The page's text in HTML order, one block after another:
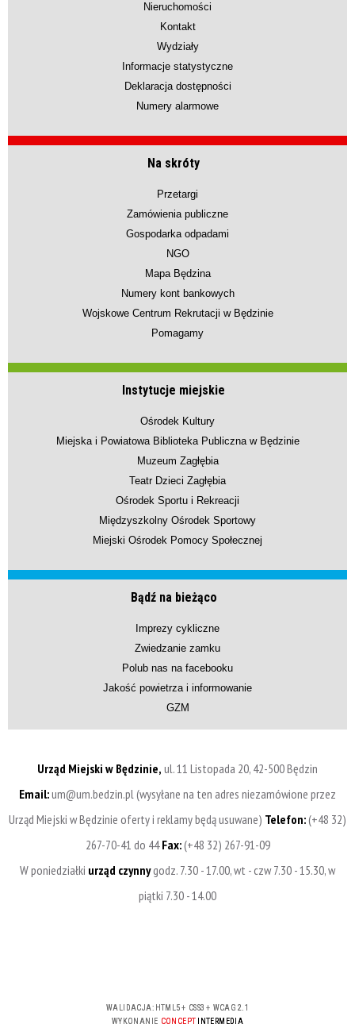
Nieruchomości
Kontakt
Wydziały
Informacje statystyczne
Deklaracja dostępności
Numery alarmowe
Na skróty
Przetargi
Zamówienia publiczne
Gospodarka odpadami
NGO
Mapa Będzina
Numery kont bankowych
Wojskowe Centrum Rekrutacji w Będzinie
Pomagamy
Instytucje miejskie
Ośrodek Kultury
Miejska i Powiatowa Biblioteka Publiczna w Będzinie
Muzeum Zagłębia
Teatr Dzieci Zagłębia
Ośrodek Sportu i Rekreacji
Międzyszkolny Ośrodek Sportowy
Miejski Ośrodek Pomocy Społecznej
Bądź na bieżąco
Imprezy cykliczne
Zwiedzanie zamku
Polub nas na facebooku
Jakość powietrza i informowanie
GZM
Urząd Miejski w Będzinie, ul. 11 Listopada 20, 42-500 Będzin
Email:um@um.bedzin.pl (wysyłane na ten adres niezamówione przez
Urząd Miejski w Będzinie oferty i reklamy będą usuwane) Telefon:(+48 32)
267-70-41 do 44Fax:(+48 32) 267-91-09
W poniedziałki urząd czynnygodz. 7.30 - 17.00, wt - czw 7.30 - 15.30, w
piątki 7.30 - 14.00
WALIDACJA: HTML5+ CSS3 + WCAG 2.1
WYKONANIE CONCEPT INTERMEDIA